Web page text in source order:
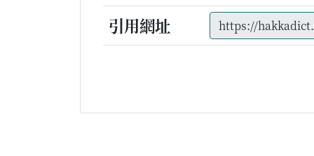
引用網址